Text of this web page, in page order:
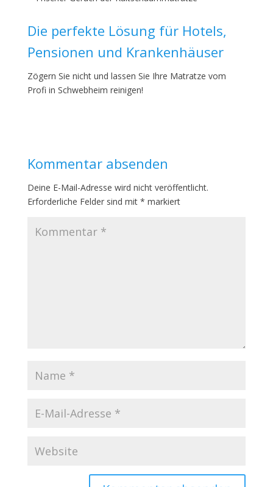
Die perfekte Lösung für Hotels,
Pensionen und Krankenhäuser
Zögern Sie nicht und lassen Sie Ihre Matratze vom
Profi in Schwebheim reinigen!
Kommentar absenden
Deine E-Mail-Adresse wird nicht veröffentlicht.
Erforderliche Felder sind mit * markiert